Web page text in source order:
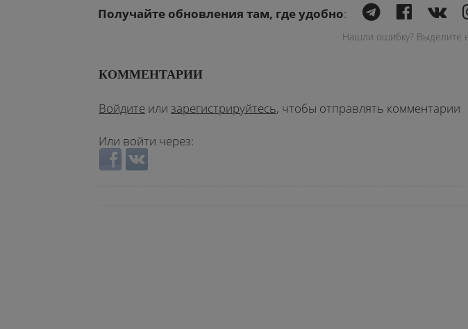
Получайте обновления там, где удобно:
Нашли ошибку? Выделите
КОММЕНТАРИИ
Войдите или зарегистрируйтесь, чтобы отправлять комментарии
Или войти через:
Login with Facebook
Login with ВКонтакте